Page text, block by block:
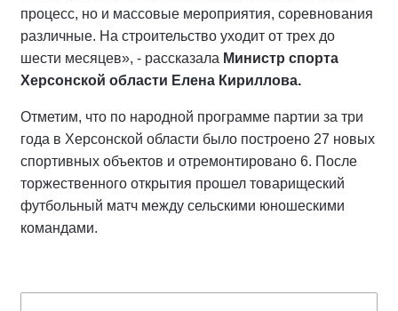
процесс, но и массовые мероприятия, соревнования
различные. На строительство уходит от трех до
шести месяцев», - рассказала Министр спорта
Херсонской области Елена Кириллова.
Отметим, что по народной программе партии за три
года в Херсонской области было построено 27 новых
спортивных объектов и отремонтировано 6. После
торжественного открытия прошел товарищеский
футбольный матч между сельскими юношескими
командами.